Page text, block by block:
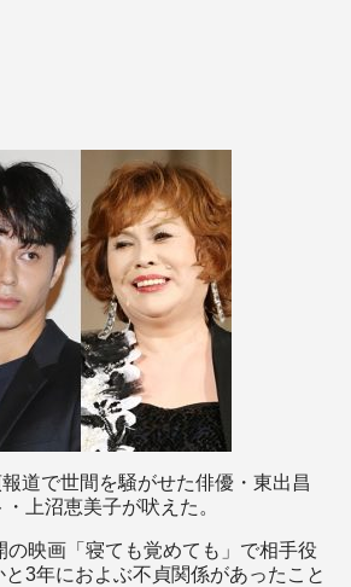
道で世間を騒がせた俳優・東出昌
上沼恵美子が吠えた。
映画「寝ても覚めても」で相手役
3年におよぶ不貞関係があったこと